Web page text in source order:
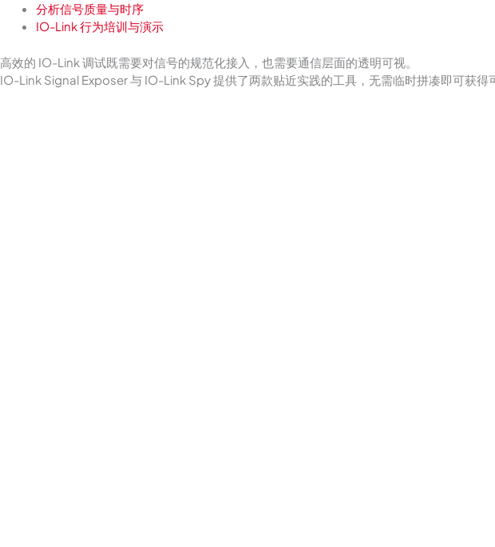
分析信号质量与时序
IO-Link 行为培训与演示
高效的 IO-Link 调试既需要对信号的规范化接入，也需要通信层面的透明可视。
IO-Link Signal Exposer 与 IO-Link Spy 提供了两款贴近实践的工具，无需临时拼凑即可获得